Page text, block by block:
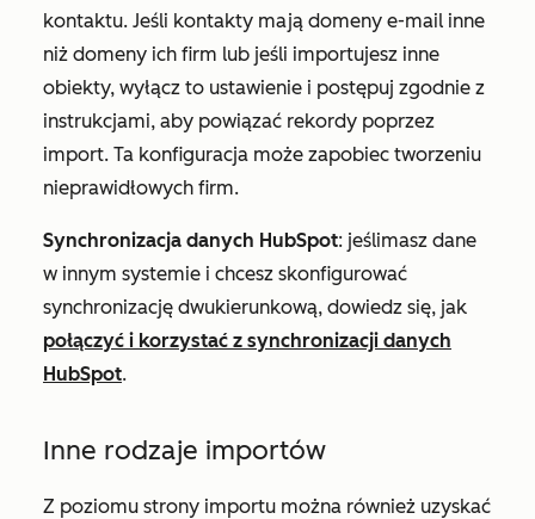
kontaktu. Jeśli kontakty mają domeny e-mail inne
niż domeny ich firm lub jeśli importujesz inne
obiekty, wyłącz to ustawienie i postępuj zgodnie z
instrukcjami, aby powiązać rekordy poprzez
import. Ta konfiguracja może zapobiec tworzeniu
nieprawidłowych firm.
Synchronizacja danych HubSpot: jeślimasz dane
w innym systemie i chcesz skonfigurować
synchronizację dwukierunkową, dowiedz się, jak
połączyć i korzystać z synchronizacji danych
HubSpot.
Inne rodzaje importów
Z poziomu strony importu można również uzyskać